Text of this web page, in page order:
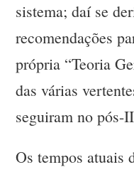
sistema; daí se
recomendações
própria “Teoria
das várias
seguiram no pós-
Os tempos atuais